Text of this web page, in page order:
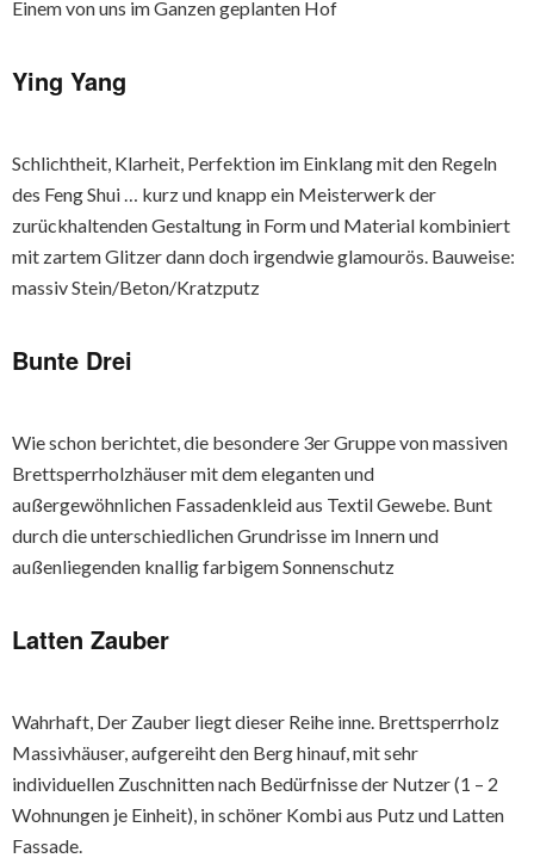
Einem von uns im Ganzen geplanten Hof
Ying Yang
Schlichtheit, Klarheit, Perfektion im Einklang mit den Regeln
des Feng Shui … kurz und knapp ein Meisterwerk der
zurückhaltenden Gestaltung in Form und Material kombiniert
mit zartem Glitzer dann doch irgendwie glamourös. Bauweise:
massiv Stein/Beton/Kratzputz
Bunte Drei
Wie schon berichtet, die besondere 3er Gruppe von massiven
Brettsperrholzhäuser mit dem eleganten und
außergewöhnlichen Fassadenkleid aus Textil Gewebe. Bunt
durch die unterschiedlichen Grundrisse im Innern und
außenliegenden knallig farbigem Sonnenschutz
Latten Zauber
Wahrhaft, Der Zauber liegt dieser Reihe inne. Brettsperrholz
Massivhäuser, aufgereiht den Berg hinauf, mit sehr
individuellen Zuschnitten nach Bedürfnisse der Nutzer (1 – 2
Wohnungen je Einheit), in schöner Kombi aus Putz und Latten
Fassade.